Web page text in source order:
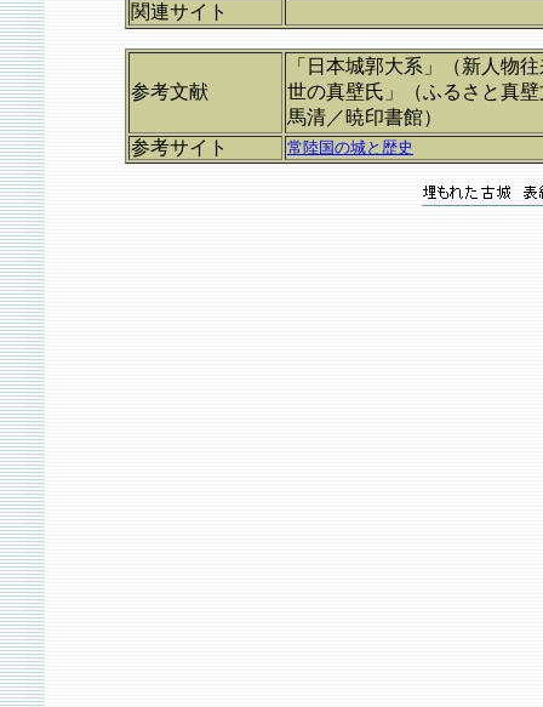
関連サイト
参考文献
「日本城郭大系」（新人物
世の真壁氏」（ふるさと真
馬清／暁印書館）
参考サイト
常陸国の城と歴史